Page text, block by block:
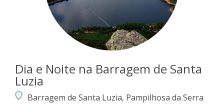
Dia e Noite na Barragem de Santa
Luzia
Barragem de Santa Luzia, Pampilhosa da Serra